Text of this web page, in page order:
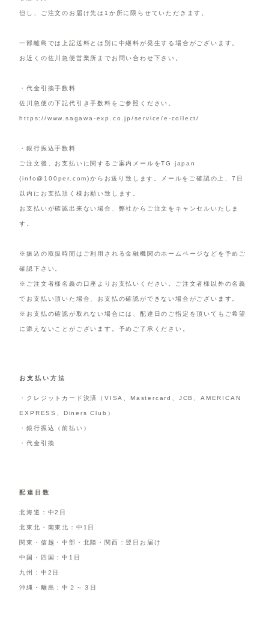
但し、ご注文のお届け先は1か所に限らせていただきます。
一部離島では上記送料とは別に中継料が発生する場合がございます。
お近くの佐川急便営業所までお問い合わせ下さい。
・代金引換手数料
佐川急便の下記代引き手数料をご参照ください。
https://www.sagawa-exp.co.jp/service/e-collect/
・銀行振込手数料
ご注文後、お支払いに関するご案内メールをTG japan
(info@100per.com)からお送り致します。メールをご確認の上、7日
以内にお支払頂く様お願い致します。
お支払いが確認出来ない場合、弊社からご注文をキャンセルいたしま
す。
※振込の取扱時間はご利用される金融機関のホームページなどを予めご
確認下さい。
※ご注文者様名義の口座よりお支払いください。ご注文者様以外の名義
でお支払い頂いた場合、お支払の確認ができない場合がございます。
※お支払の確認が取れない場合には、配達日のご指定を頂いてもご希望
に添えないことがございます。予めご了承ください。
お支払い方法
・クレジットカード決済（VISA、Mastercard、JCB、AMERICAN
EXPRESS、Diners Club）
・銀行振込（前払い）
・代金引換
配達日数
北海道：中2日
北東北・南東北：中1日
関東・信越・中部・北陸・関西：翌日お届け
中国・四国：中1日
九州：中2日
沖縄・離島：中２～３日